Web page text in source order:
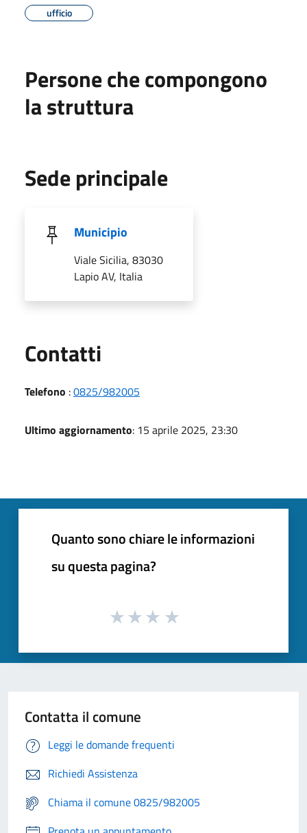
ufficio
Persone che compongono
la struttura
Sede principale
Municipio
Viale Sicilia, 83030
Lapio AV, Italia
Contatti
Telefono :0825/982005
Ultimo aggiornamento: 15 aprile 2025, 23:30
Quanto sono chiare le informazioni
su questa pagina?
Contatta il comune
Leggi le domande frequenti
Richiedi Assistenza
Chiama il comune 0825/982005